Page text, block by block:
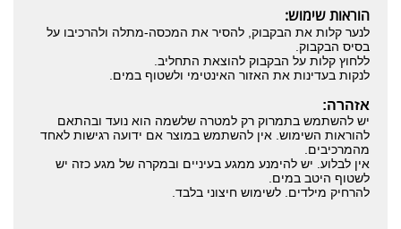
הוראות שימוש:
לנער קלות את הבקבוק, להסיר את המכסה-מתלה ולהרכיבו על
בסיס הבקבוק.
ללחוץ קלות על הבקבוק להוצאת התחליב.
לנקות בעדינות את האזור האינטימי ולשטוף במים.
אזהרה:
יש להשתמש בתמרוק רק למטרה שלשמה הוא נועד ובהתאם
להוראות השימוש. אין להשתמש במוצר אם ידועה רגישות לאחד
מהמרכיבים.
אין לבלוע. יש להימנע ממגע בעיניים ובמקרה של מגע כזה יש
לשטוף היטב במים.
להרחיק מילדים. לשימוש חיצוני בלבד.